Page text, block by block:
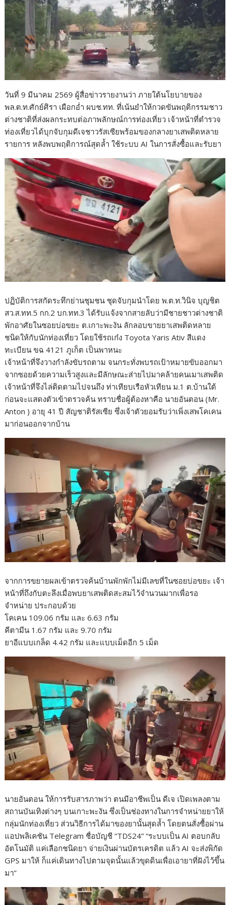
วันที่ 9 มีนาคม 2569 ผู้สื่อข่าวรายงานว่า ภายใต้นโยบายของ
พล.ต.ท.ศักย์ศิรา เผือกอ่ำ ผบช.ทท. ที่เน้นยำให้กวดขันพฤติกรรมชาว
ต่างชาติที่ส่งผลกระทบต่อภาพลักษณ์การท่องเที่ยว เจ้าหน้าที่ตำรวจ
ท่องเที่ยวได้บุกจับกุมดีเจชาวรัสเซียพร้อมของกลางยาเสพติดหลาย
รายการ หลังพบพฤติการณ์สุดล้ำ ใช้ระบบ AI ในการสั่งซื้อและรับยา
ปฏิบัติการสกัดระทึกย่านชุมชน ชุดจับกุมนำโดย พ.ต.ท.วินิจ บุญชิต
สว.ส.ทท.5 กก.2 บก.ทท.3 ได้รับแจ้งจากสายลับว่ามีชายชาวต่างชาติ
พักอาศัยในซอยบ่อขยะ ต.เกาะพะงัน ลักลอบขายยาเสพติดหลาย
ชนิดให้กับนักท่องเที่ยว โดยใช้รถเก๋ง Toyota Yaris Ativ สีแดง
ทะเบียน ขฉ 4121 ภูเก็ต เป็นพาหนะ
เจ้าหน้าที่จึงวางกำลังขับรถตาม จนกระทั่งพบรถเป้าหมายขับออกมา
จากซอยด้วยความเร็วสูงและมีลักษณะส่ายไปมาคล้ายคนเมาเสพติด
เจ้าหน้าที่จึงไล่ติดตามไปจนถึง ท่าเทียบเรือหัวเทียน ม.1 ต.บ้านใต้
ก่อนจะแสดงตัวเข้าตรวจค้น ทราบชื่อผู้ต้องหาคือ นายอันตอน (Mr.
Anton ) อายุ 41 ปี สัญชาติรัสเซีย ซึ่งเจ้าตัวยอมรับว่าเพิ่งเสพโคเคน
มาก่อนออกจากบ้าน
จากการขยายผลเข้าตรวจค้นบ้านพักพักไม่มีเลขที่ในซอยบ่อขยะ เจ้า
หน้าที่ถึงกับตะลึงเมื่อพบยาเสพติดสะสมไว้จำนวนมากเพื่อรอ
จำหน่าย ประกอบด้วย
โคเคน 109.06 กรัม และ 6.63 กรัม
คีตามีน 1.67 กรัม และ 9.70 กรัม
ยาอีแบบเกล็ด 4.42 กรัม และแบบเม็ดอีก 5 เม็ด
นายอันตอน ให้การรับสารภาพว่า ตนมีอาชีพเป็น ดีเจ เปิดเพลงตาม
สถานบันเทิงต่างๆ บนเกาะพะงัน ซึ่งเป็นช่องทางในการจำหน่ายยาให้
กลุ่มนักท่องเที่ยว ส่วนวิธีการได้มาของยานั้นสุดล้ำ โดยตนสั่งซื้อผ่าน
แอปพลิเคชัน Telegram ชื่อบัญชี “TDS24” “ระบบเป็น AI ตอบกลับ
อัตโนมัติ แค่เลือกชนิดยา จ่ายเงินผ่านบัตรเครดิต แล้ว AI จะส่งพิกัด
GPS มาให้ ก็แค่เดินทางไปตามจุดนั้นแล้วขุดดินเพื่อเอายาที่ฝังไว้ขึ้น
มา”